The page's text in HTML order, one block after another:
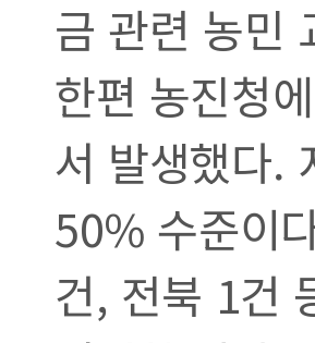
금 관련 농민
한편 농진청
서 발생했다.
50% 수준이
건, 전북 1건